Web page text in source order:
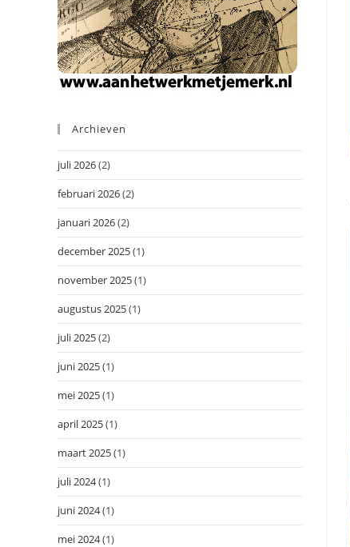
Archieven
juli 2026(2)
februari 2026(2)
januari 2026(2)
december 2025(1)
november 2025(1)
augustus 2025(1)
juli 2025(2)
juni 2025(1)
mei 2025(1)
april 2025(1)
maart 2025(1)
juli 2024(1)
juni 2024(1)
mei 2024(1)